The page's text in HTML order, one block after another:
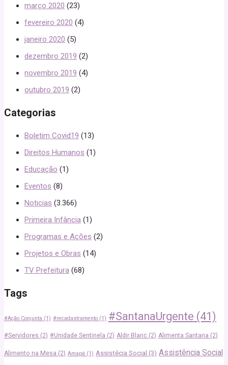
março 2020 (23)
fevereiro 2020 (4)
janeiro 2020 (5)
dezembro 2019 (2)
novembro 2019 (4)
outubro 2019 (2)
Categorias
Boletim Covid19 (13)
Direitos Humanos (1)
Educação (1)
Eventos (8)
Noticias (3.366)
Primeira Infância (1)
Programas e Ações (2)
Projetos e Obras (14)
TV Prefeitura (68)
Tags
#Ação Conjunta (1) #recadastramento (1) #SantanaUrgente (41)
#Servidores (2) #Unidade Sentinela (2) Aldir Blanc (2) Alimenta Santana (2)
Alimento na Mesa (2) Amapá (1) Assistêcia Social (3) Assistência Social